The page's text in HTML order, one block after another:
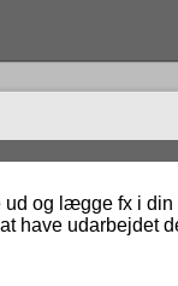
og lægge fx i din
have udarbejdet